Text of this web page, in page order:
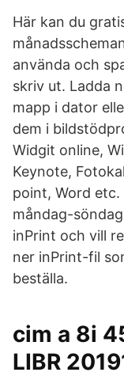
Här kan du
använda och
skriv ut. Ladda
mapp i dator
dem i
Widgit online,
Keynote,
point, Word etc.
måndag-
inPrint och vill
ner inPrint-fil
beställa.
cim a 8i
LIBR